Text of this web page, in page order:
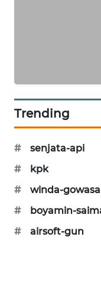
Trending
#
senjata-api
#
kpk
#
winda-gowasa
#
boyamin-
#
airsoft-gun
ALPERKLINAS
TAMBANG
NEWS
SITUNGIR